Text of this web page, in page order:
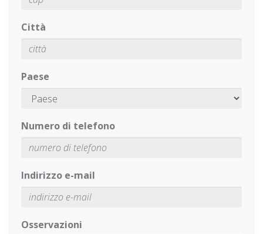
Città
Paese
Numero di telefono
Indirizzo e-mail
Osservazioni